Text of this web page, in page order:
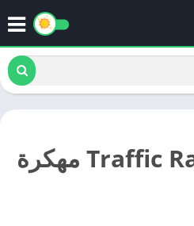
تحميل لعبة Traffic Racer مهكرة